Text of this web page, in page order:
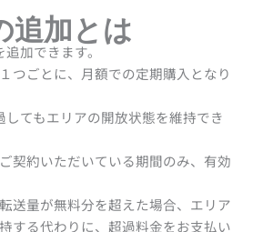
のお支払いタイミング
（月額課金）
過料金（従量課金・月毎）
リア枠に関するご注意
されなかった場合のご注意
購入を開始する
定
手順
る
追加とは
加できます。
つごとに、月額での定期購入となり
してもエリアの開放状態を維持でき
契約いただいている期間のみ、有効
送量が無料分を超えた場合、エリア
する代わりに、超過料金をお支払い